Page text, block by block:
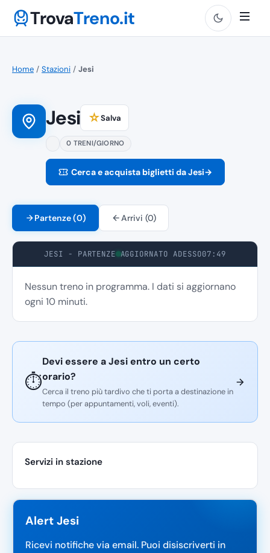
TrovaTreno.it
Home / Stazioni / Jesi
Jesi ☆Salva
0 TRENI/GIORNO
Cerca e acquista biglietti da Jesi→
Partenze (0) Arrivi (0)
JESI - PARTENZE AGGIORNATO ADESSO07:49
Nessun treno in programma. I dati si aggiornano
ogni 10 minuti.
⏱️
Devi essere a Jesi entro un certo
orario?
Cerca il treno più tardivo che ti porta a destinazione in
tempo (per appuntamenti, voli, eventi).
Servizi in stazione
Alert Jesi
Ricevi notifiche via email. Puoi disiscriverti in